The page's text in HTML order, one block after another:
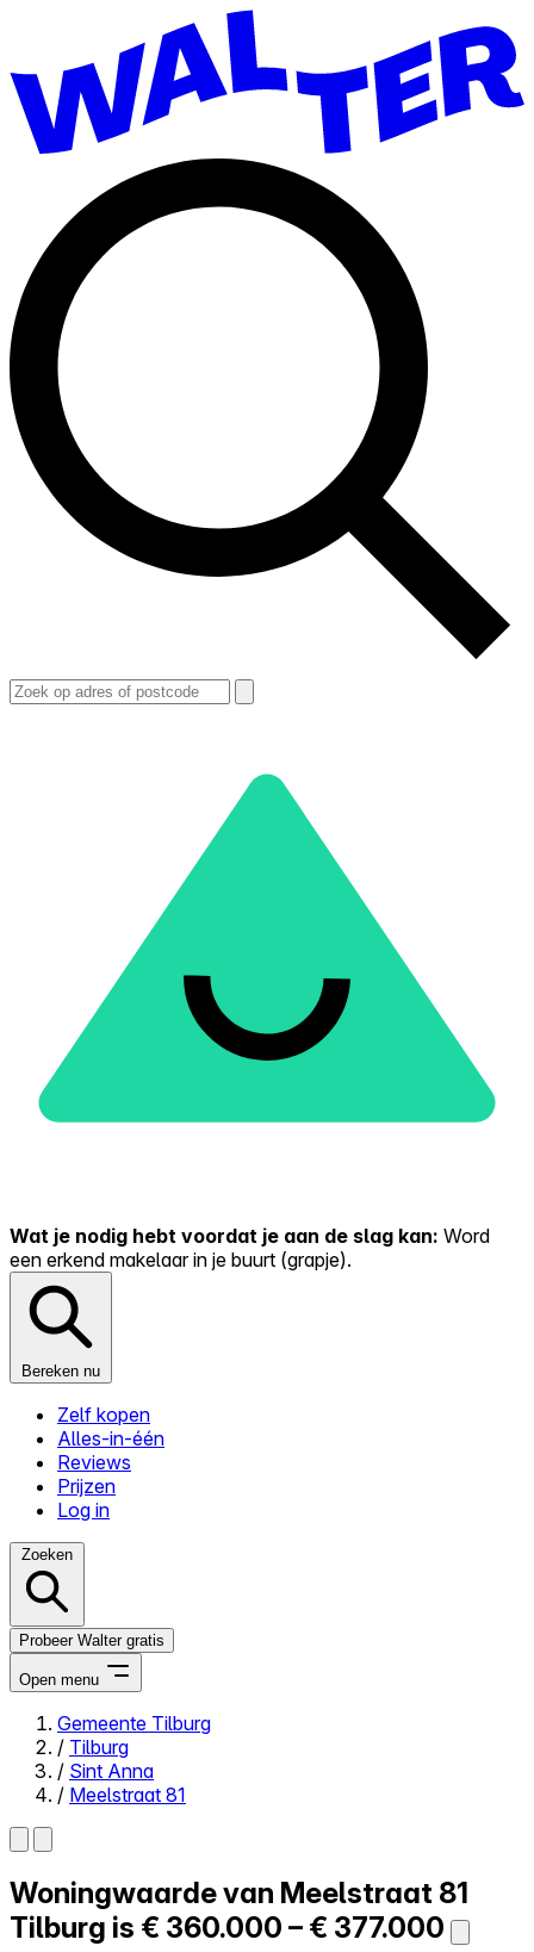
Wat je nodig hebt voordat je aan de slag kan: Word
een erkend makelaar in je buurt (grapje).
Bereken nu
Zelf kopen
Alles-in-één
Reviews
Prijzen
Log in
Zoeken
Probeer Walter gratis
Open menu
Close menu
Zelf kopen
Alles-in-één
Reviews
Gemeente Tilburg
/ Tilburg
/ Sint Anna
/ Meelstraat 81
Woningwaarde van Meelstraat 81
Tilburg is € 360.000 – € 377.000